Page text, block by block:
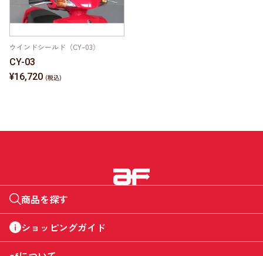
ウインドシールド（CY-03）
CY-03
¥16,720
商品を探す
ショッピングガイド